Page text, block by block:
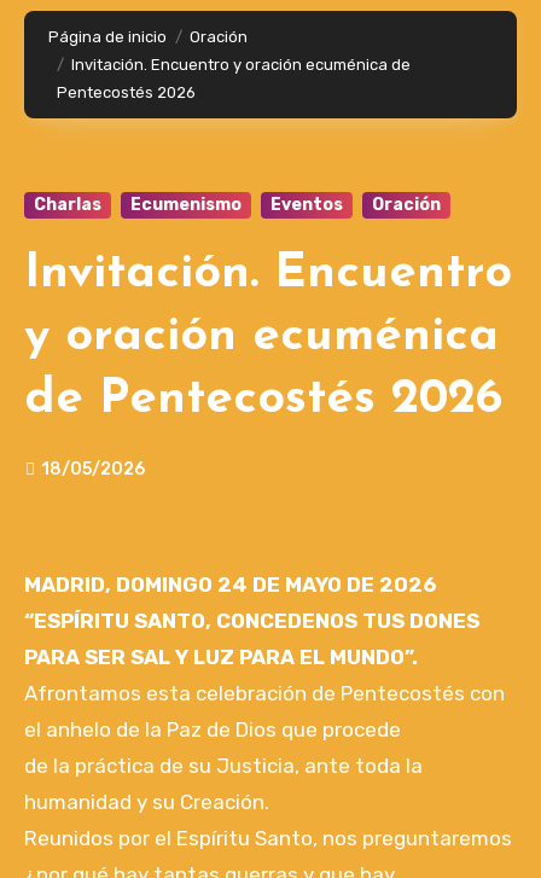
Página de inicio
Oración
Invitación. Encuentro y oración ecuménica de
Pentecostés 2026
Charlas Ecumenismo Eventos Oración
Invitación. Encuentro
y oración ecuménica
de Pentecostés 2026
18/05/2026
MADRID, DOMINGO 24 DE MAYO DE 2026
“ESPÍRITU SANTO, CONCEDENOS TUS DONES
PARA SER SAL Y LUZ PARA EL MUNDO”.
Afrontamos esta celebración de Pentecostés con
el anhelo de la Paz de Dios que procede
de la práctica de su Justicia, ante toda la
humanidad y su Creación.
Reunidos por el Espíritu Santo, nos preguntaremos